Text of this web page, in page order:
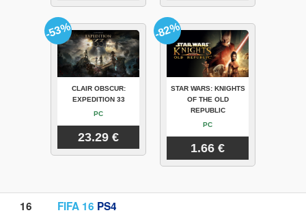
CLAIR OBSCUR:
EXPEDITION 33
PC
23.29 €
-53%
STAR WARS: KNIGHTS
OF THE OLD
REPUBLIC
PC
1.66 €
-82%
16 FIFA 16 PS4